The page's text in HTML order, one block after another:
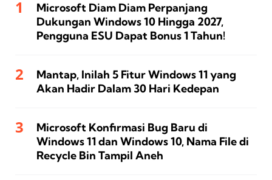
Microsoft Diam Diam Perpanjang
Dukungan Windows 10 Hingga 2027,
Pengguna ESU Dapat Bonus 1 Tahun!
Mantap, Inilah 5 Fitur Windows 11 yang
Akan Hadir Dalam 30 Hari Kedepan
Microsoft Konfirmasi Bug Baru di
Windows 11 dan Windows 10, Nama File di
Recycle Bin Tampil Aneh